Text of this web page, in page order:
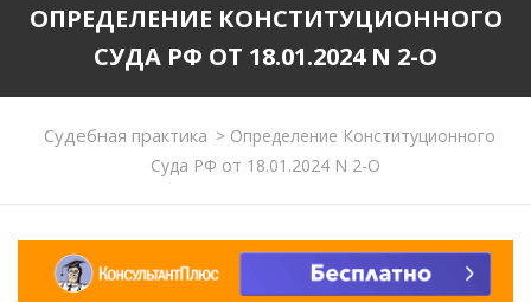
ОПРЕДЕЛЕНИЕ КОНСТИТУЦИОННОГО
СУДА РФ ОТ 18.01.2024 N 2-О
Судебная практика > Определение Конституционного
Суда РФ от 18.01.2024 N 2-О